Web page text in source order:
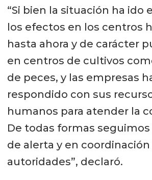
“Si bien la situación ha ido
los efectos en los centros
hasta ahora y de carácter
en centros de cultivos
de peces, y las empresas
respondido con sus
humanos para atender la
De todas formas
de alerta y en coordinación
autoridades”, declaró.